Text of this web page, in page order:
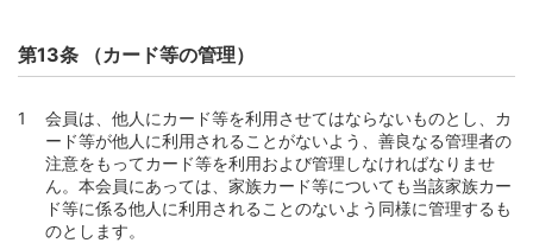
第116条 （ATMを利用する約定支払日前の弁済の特則）
第117条 （返金等の処理）
第118条 （期限の利益の喪失）
第119条 （充当）
第120条 （支払等に要する費用等の負担）
第13条 （カード等の管理）
会員は、他人にカード等を利用させてはならないものとし、カ
ード等が他人に利用されることがないよう、善良なる管理者の
注意をもってカード等を利用および管理しなければなりませ
ん。本会員にあっては、家族カード等についても当該家族カー
ド等に係る他人に利用されることのないよう同様に管理するも
のとします。